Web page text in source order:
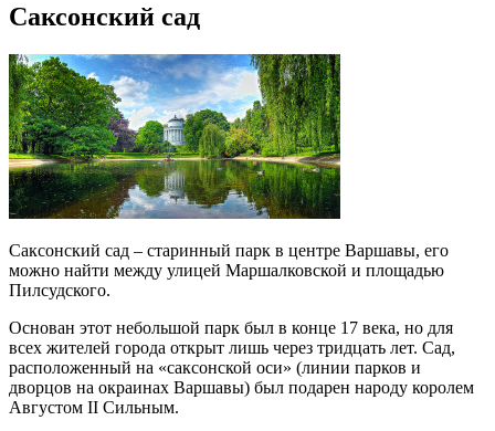
Саксонский сад
Саксонский сад – старинный парк в центре Варшавы, его
можно найти между улицей Маршалковской и площадью
Пилсудского.
Основан этот небольшой парк был в конце 17 века, но для
всех жителей города открыт лишь через тридцать лет. Сад,
расположенный на «саксонской оси» (линии парков и
дворцов на окраинах Варшавы) был подарен народу королем
Августом II Сильным.